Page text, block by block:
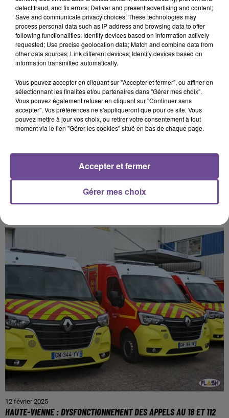
CARTE SCOLAIRE : DES SUPPRESSIONS DE CLASSES ET DE POSTES
UN NOUVEAU PROTOCOLE POUR RENFORCER LA PROTECTION DE
12 février 2025
HAUTE-VIENNE : DYSFONCTIONNEMENT DES APPELS AU 18 ET 112
detect fraud, and fix errors; Deliver and present advertising and content;
Save and communicate privacy choices. These technologies may
process personal data such as IP address and browsing data to offer
following functionalities: Identify devices based on information actively
requested; Use precise geolocation data; Match and combine data from
other data sources; Link different devices; Identify devices based on
information transmitted automatically.
Vous pouvez accepter en cliquant sur "Accepter et fermer", ou affiner en
sélectionnant les finalités et/ou partenaires dans "Gérer mes choix".
Vous pouvez également refuser en cliquant sur "Continuer sans
accepter". Vos préférences ne s'appliqueront que pour ce site. Vous
pouvez mettre à jour vos choix, ou retirer votre consentement à tout
moment via le lien "Gérer les cookies" situé en bas de chaque page.
Gérer mes choix
Accepter et fermer